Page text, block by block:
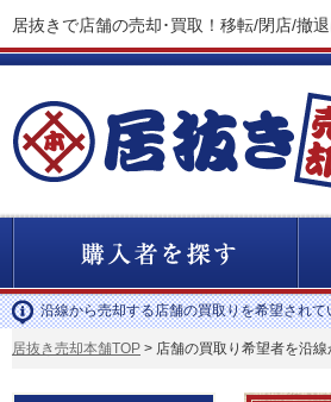
居抜きで店舗の売却･買取！移転/閉店/撤
沿線から売却する店舗の買取りを希望されて
居抜き売却本舗TOP > 店舗の買取り希望者を沿